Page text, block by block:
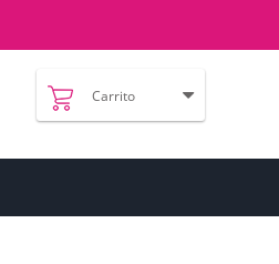
Carrito